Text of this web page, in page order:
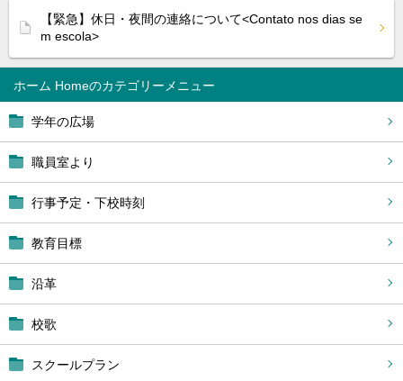
ホーム Home
学年の広場
職員室より
行事予定・下校時刻
教育目標
沿革
校歌
スクールプラン
【緊急】休日・夜間の連絡について<Contato nos dias se
m escola>